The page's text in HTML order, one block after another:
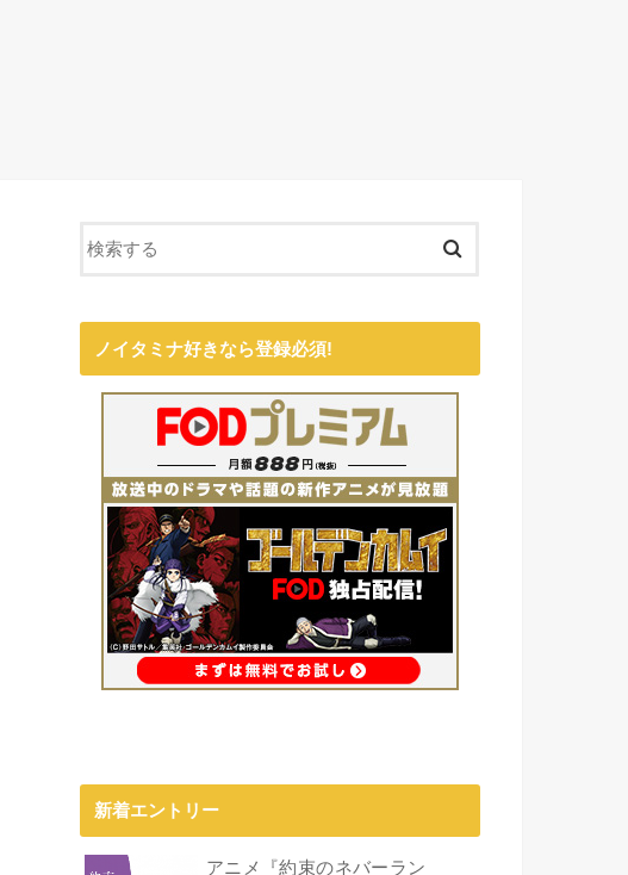
ノイタミナ好きなら登録必須!
新着エントリー
アニメ『約束のネバーラン